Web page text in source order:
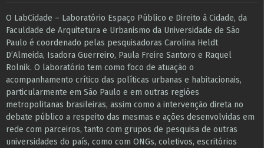
O LabCidade – Laboratório Espaço Público e Direito à Cidade, da
Faculdade de Arquitetura e Urbanismo da Universidade de São
Paulo é coordenado pelas pesquisadoras Carolina Heldt
D’Almeida, Isadora Guerreiro, Paula Freire Santoro e Raquel
Rolnik. O laboratório tem como foco de atuação o
acompanhamento crítico das políticas urbanas e habitacionais,
particularmente em São Paulo e ​em outras regiões
metropolitanas brasileiras, assim como a intervenção direta no
debate público a respeito das mesmas e ações desenvolvidas em
r​e​de com parceiros, tanto com grupos de pesquisa ​de outras
universidades do país, como com ONGs, coletivos, escritórios